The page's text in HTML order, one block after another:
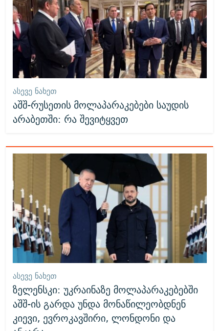
ᲐᲡᲔᲕᲔ ᲜᲐᲮᲔᲗ
აშშ-რუსეთის მოლაპარაკებები საუდის
არაბეთში: რა შევიტყვეთ
ᲐᲡᲔᲕᲔ ᲜᲐᲮᲔᲗ
ზელენსკი: უკრაინაზე მოლაპარაკებებში
აშშ-ის გარდა უნდა მონაწილეობდნენ
კიევი, ევროკავშირი, ლონდონი და